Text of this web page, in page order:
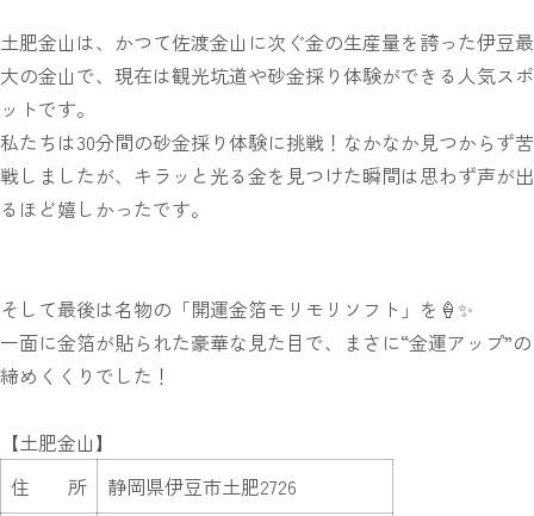
土肥金山は、かつて佐渡金山に次ぐ金の生産量を誇った伊豆最
大の金山で、現在は観光坑道や砂金採り体験ができる人気スポ
ットです。
私たちは30分間の砂金採り体験に挑戦！なかなか見つからず苦
戦しましたが、キラッと光る金を見つけた瞬間は思わず声が出
るほど嬉しかったです。
そして最後は名物の「開運金箔モリモリソフト」を🍦✨
一面に金箔が貼られた豪華な見た目で、まさに“金運アップ”の
締めくくりでした！
【土肥金山】
住 所
静岡県伊豆市土肥2726